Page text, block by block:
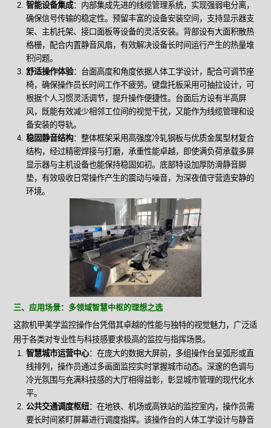
智能设备集成：内部集成先进的线缆管理系统，实现强弱电分离，
确保信号传输的稳定性。预留丰富的设备安装空间，支持显示器支
架、主机托架、接口面板等设备的灵活安装。背部设有大面积散热
格栅，配合内置静音风扇，有效解决设备长时间运行产生的热量堆
积问题。
舒适操作体验：台面高度和角度依据人体工学设计，配合可调节座
椅，确保操作员长时间工作不疲劳。键盘托板采用可抽拉设计，可
根据个人习惯灵活调节，提升操作便捷性。台面后方设有半高屏
风，既能有效减少相邻工位间的视觉干扰，又能作为线缆管理和设
备安装的导轨。
稳固静音结构：整体框架采用高强度冷轧钢板与优质金属型材复合
结构，经过精密焊接与打磨，承重性能卓越，即使满负荷承载多屏
显示器与主机设备也能保持稳固如初。底部特设加厚防滑静音脚
垫，有效吸收日常操作产生的震动与噪音，为深夜值守营造安静的
环境。
三、应用场景：多领域智慧中枢的理想之选
这款机甲美学监控操作台凭借其卓越的性能与独特的视觉魅力，广泛适
用于各类对专业性与科技感要求极高的监控与指挥场景。
智慧城市运营中心：在庞大的数据大屏前，多组操作台呈弧形或直
线排列，操作员通过多画面监控实时掌握城市动态。深邃的色调与
冷光氛围与充满科技感的大厅相得益彰，彰显城市管理的现代化水
平。
公共交通调度枢纽：在地铁、机场或高铁站的监控室内，操作员需
要长时间紧盯屏幕进行调度指挥。该操作台的人体工学设计与静音